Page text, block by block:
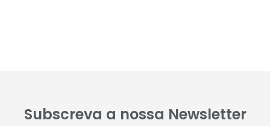
Subscreva a nossa Newsletter